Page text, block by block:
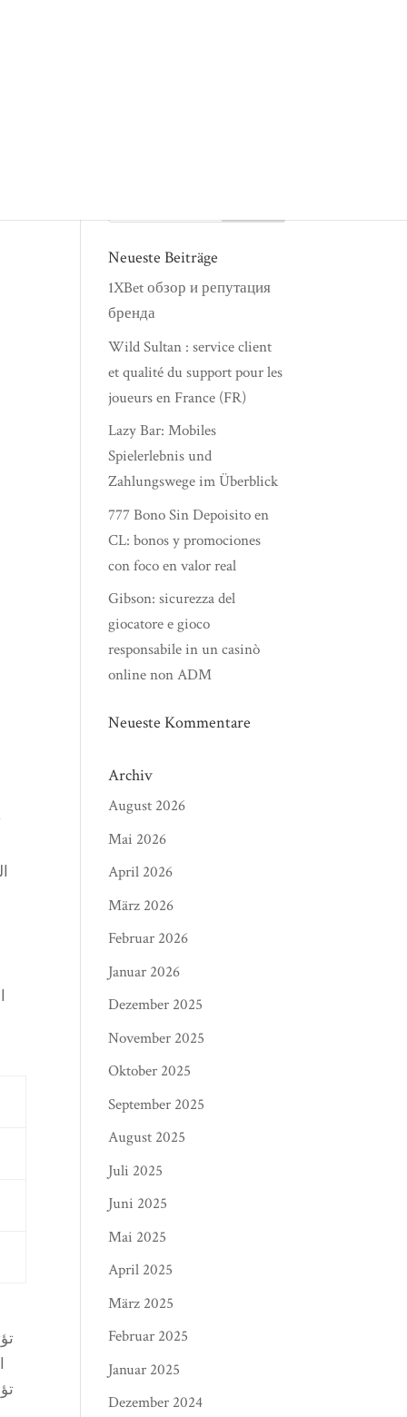
Neueste Beiträge
1XBet обзор и репутация
бренда
Wild Sultan : service client
et qualité du support pour les
joueurs en France (FR)
Lazy Bar: Mobiles
Spielerlebnis und
Zahlungswege im Überblick
777 Bono Sin Depoisito en
CL: bonos y promociones
con foco en valor real
Gibson: sicurezza del
giocatore e gioco
responsabile in un casinò
online non ADM
Neueste Kommentare
Archiv
August 2026
Mai 2026
April 2026
März 2026
Februar 2026
Januar 2026
Dezember 2025
November 2025
Oktober 2025
September 2025
August 2025
Juli 2025
Juni 2025
Mai 2025
April 2025
März 2025
Februar 2025
Januar 2025
Dezember 2024